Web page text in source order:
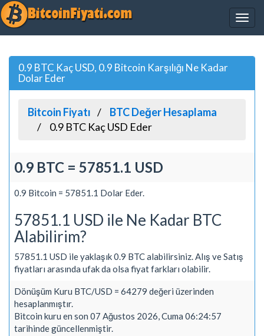
0.9 BTC Kaç USD, 0.9 Bitcoin Karşılığı Ne Kadar
Dolar Eder
Bitcoin Fiyatı
BTC Değer Hesaplama
0.9 BTC Kaç USD Eder
0.9 BTC = 57851.1 USD
0.9 Bitcoin = 57851.1 Dolar Eder.
57851.1 USD ile Ne Kadar BTC
Alabilirim?
57851.1 USD ile yaklaşık 0.9 BTC alabilirsiniz. Alış ve Satış
fiyatları arasında ufak da olsa fiyat farkları olabilir.
Dönüşüm Kuru BTC/USD = 64279 değeri üzerinden
hesaplanmıştır.
Bitcoin kuru en son 07 Ağustos 2026, Cuma 06:24:57
tarihinde güncellenmiştir.